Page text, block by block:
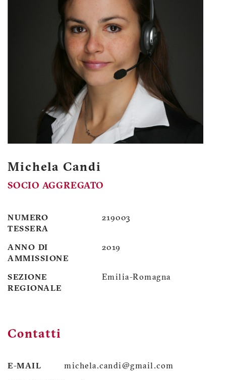
Michela Candi
SOCIO AGGREGATO
NUMERO
TESSERA
219003
ANNO DI
AMMISSIONE
2019
SEZIONE
REGIONALE
Emilia-Romagna
Contatti
E-MAIL michela.candi@gmail.com